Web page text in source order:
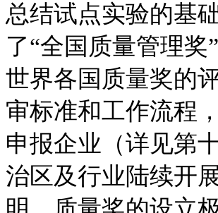
总结试点实验的基
了“全国质量管理奖
世界各国质量奖的
审标准和工作流程
申报企业（详见第
治区及行业陆续开